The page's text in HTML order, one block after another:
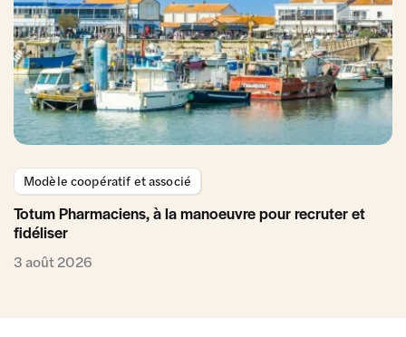
Modèle coopératif et associé
Totum Pharmaciens, à la manoeuvre pour recruter et
fidéliser
3 août 2026